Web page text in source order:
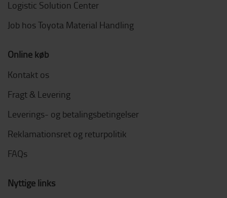
Logistic Solution Center
Job hos Toyota Material Handling
Online køb
Kontakt os
Fragt & Levering
Leverings- og betalingsbetingelser
Reklamationsret og returpolitik
FAQs
Nyttige links